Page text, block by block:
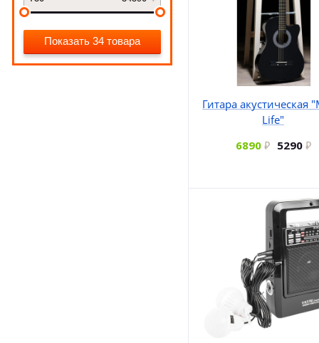
Показать 34 товара
Гитара акустическая
Life"
6890
5290